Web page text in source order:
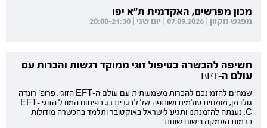
מכון מפרשים, האקדמית ת"א יפו
מפגש מקוון | 07.09.2026 | יום שני | 20:00-21:30
חשיפה להכשרה בטיפול זוגי ממוקד רגשות והכרות עם
עולם ה-EFT
שמחים להזמינכם להכרות משמעותית עם עולם ה-EFT הזוגי. פרופ' רונדה
גולדמן, מומחית עולמית ושותפה של לז גרינברג בפיתוח המודל הזוגי EFT-
C, נענתה להזמנתנו ותגיע לישראל באוקטובר ותלמד בהכשרה מודולות
ברמות העמקה ויישום שונות.